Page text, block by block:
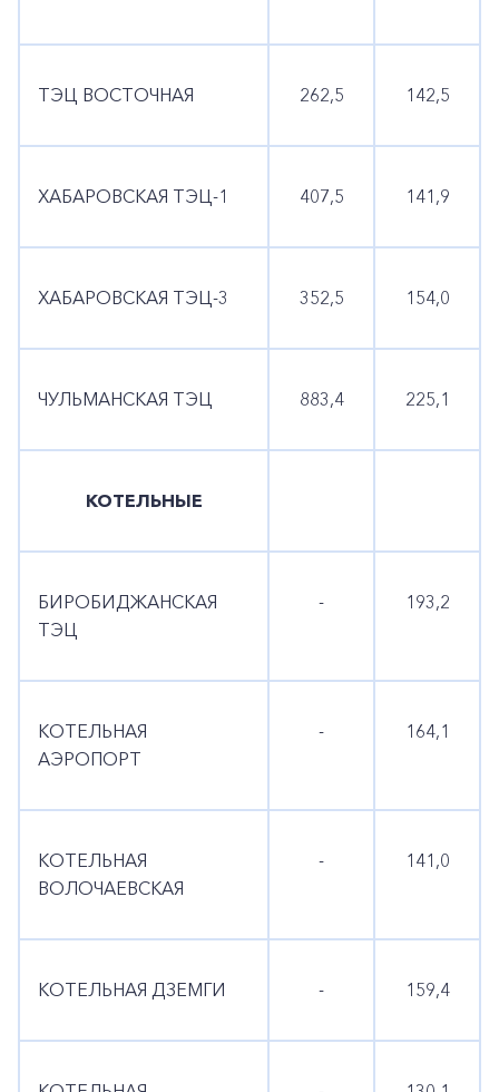
ТЭЦ ВОСТОЧНАЯ 262,5 142,5
ХАБАРОВСКАЯ ТЭЦ-1 407,5 141,9
ХАБАРОВСКАЯ ТЭЦ-3 352,5 154,0
ЧУЛЬМАНСКАЯ ТЭЦ 883,4 225,1
КОТЕЛЬНЫЕ
БИРОБИДЖАНСКАЯ
ТЭЦ
- 193,2
КОТЕЛЬНАЯ
АЭРОПОРТ
- 164,1
КОТЕЛЬНАЯ
ВОЛОЧАЕВСКАЯ
- 141,0
КОТЕЛЬНАЯ ДЗЕМГИ - 159,4